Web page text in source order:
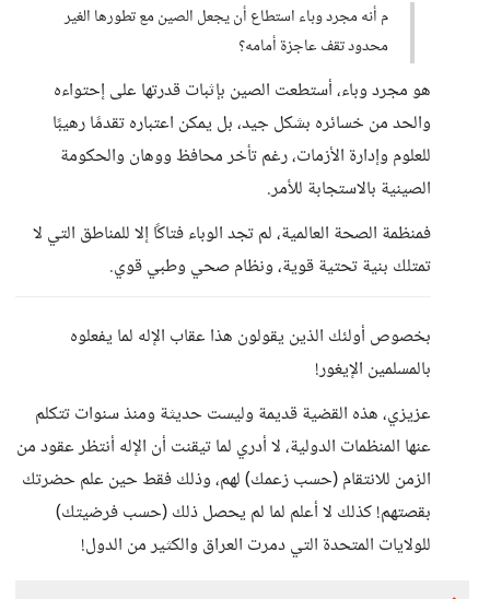
م أنه مجرد وباء استطاع أن يجعل الصين مع تطورها الغير
محدود تقف عاجزة أمامه؟
هو مجرد وباء، أستطعت الصين بإثبات قدرتها على إحتواءه
والحد من خسائره بشكل جيد، بل يمكن اعتباره تقدمًا رهيبًا
للعلوم وإدارة الأزمات، رغم تأخر محافظ ووهان والحكومة
الصينية بالاستجابة للأمر.
فمنظمة الصحة العالمية، لم تجد الوباء فتاكًا إلا للمناطق التي لا
تمتلك بنية تحتية قوية، ونظام صحي وطبي قوي.
بخصوص أولئك الذين يقولون هذا عقاب الإله لما يفعلوه
بالمسلمين الإيغور!
عزيزي، هذه القضية قديمة وليست حديثة ومنذ سنوات تتكلم
عنها المنظمات الدولية، لا أدري لما تيقنت أن الإله أنتظر عقود من
الزمن للانتقام (حسب زعمك) لهم، وذلك فقط حين علم حضرتك
بقصتهم! كذلك لا أعلم لما لم يحصل ذلك (حسب فرضيتك)
للولايات المتحدة التي دمرت العراق والكثير من الدول!